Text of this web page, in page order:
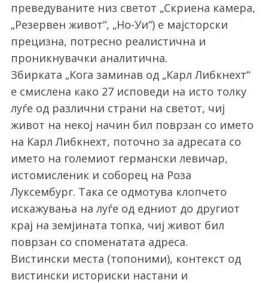
преведуваните низ светот „Скриена камера,
„Резервен живот“, „Но-Уи“) е мајсторски
прецизна, потресно реалистична и
проникнувачки аналитична.
Збирката „Кога заминав од „Карл Либкнехт“
е смислена како 27 исповеди на исто толку
луѓе од различни страни на светот, чиј
живот на некој начин бил поврзан со името
на Карл Либкнехт, поточно за адресата со
името на големиот германски левичар,
истомисленик и соборец на Роза
Луксембург. Така се одмотува клопчето
искажувања на луѓе од едниот до другиот
крај на земјината топка, чиј живот бил
поврзан со споменатата адреса.
Вистински места (топоними), контекст од
вистински историски настани и